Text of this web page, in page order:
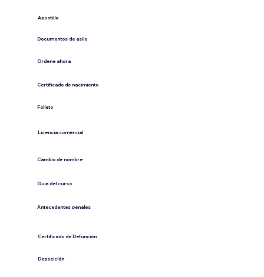
​Apostilla
Documentos de asilo
Ordene ahora
Certificado de nacimiento
Folleto
​Licencia comercial
Cambio de nombre
Guía del curso
Antecedentes penales
​Certificado de Defunción
​Deposición